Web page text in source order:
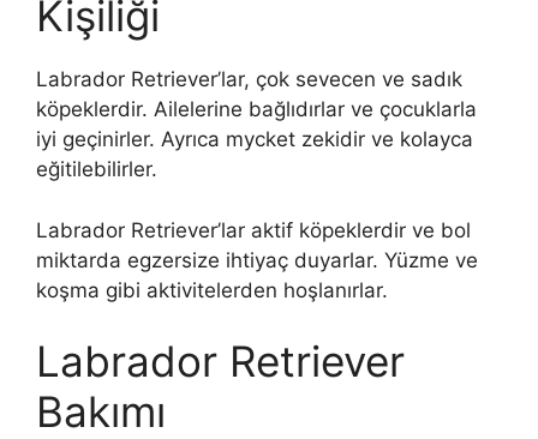
Kişiliği
Labrador Retriever’lar, çok sevecen ve sadık
köpeklerdir. Ailelerine bağlıdırlar ve çocuklarla
iyi geçinirler. Ayrıca mycket zekidir ve kolayca
eğitilebilirler.
Labrador Retriever’lar aktif köpeklerdir ve bol
miktarda egzersize ihtiyaç duyarlar. Yüzme ve
koşma gibi aktivitelerden hoşlanırlar.
Labrador Retriever
Bakımı